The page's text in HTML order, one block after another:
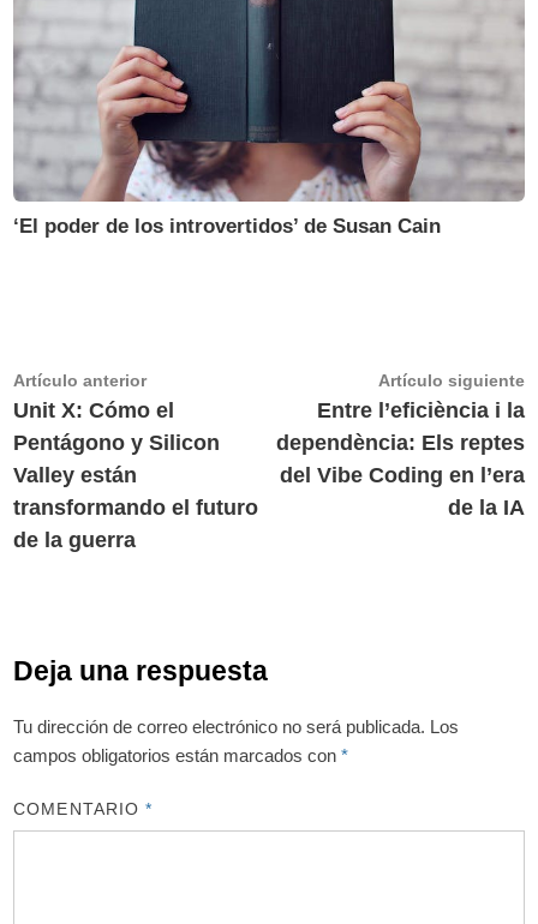
‘El poder de los introvertidos’ de Susan Cain
Navegación
de
entradas
Artículo anteriorArtículo
anterior:
Unit X: Cómo el
Pentágono y Silicon
Valley están
transformando el futuro
de la guerra
Artículo siguiente
Entre l’eficiència i la
dependència: Els reptes
del Vibe Coding en l’era
de la IA
Deja una respuesta
Tu dirección de correo electrónico no será publicada. Los
campos obligatorios están marcados con*
COMENTARIO*